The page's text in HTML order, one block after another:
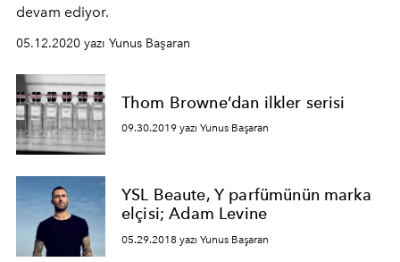
devam ediyor.
05.12.2020 yazı Yunus Başaran
Thom Browne’dan ilkler serisi
09.30.2019 yazı Yunus Başaran
YSL Beaute, Y parfümünün marka
elçisi; Adam Levine
05.29.2018 yazı Yunus Başaran